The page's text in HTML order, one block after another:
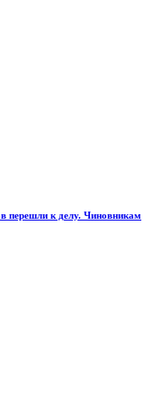
перешли к делу. Чиновникам